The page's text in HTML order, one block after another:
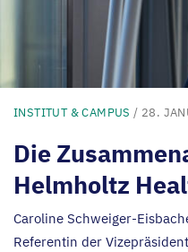
INSTITUT & CAMPUS / 28.
Die
Helmholtz
Caroline Schweiger-
Referentin der